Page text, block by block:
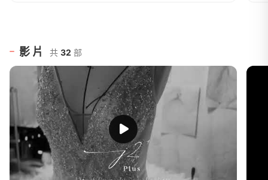
影片 共 32 部